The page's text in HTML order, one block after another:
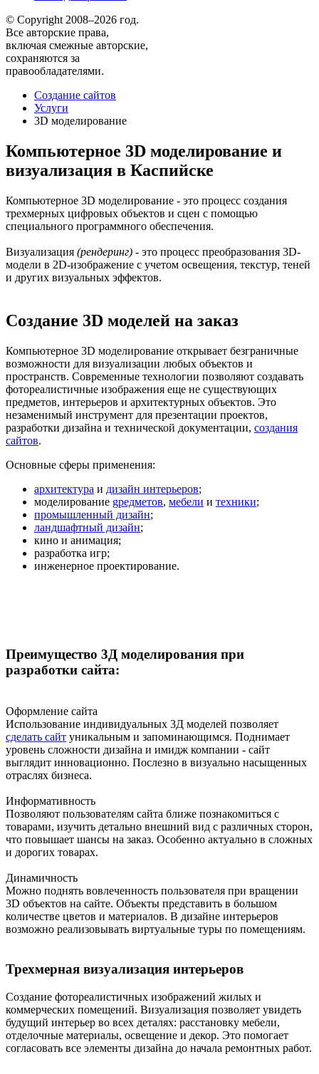
© Copyright 2008–2026 год.
Все авторские права,
включая смежные авторские,
сохраняются за
правообладателями.
Создание сайтов
Услуги
3D моделирование
Компьютерное 3D моделирование и
визуализация в Каспийске
Компьютерное 3D моделирование - это процесс создания
трехмерных цифровых объектов и сцен с помощью
специального программного обеспечения.
Визуализация (рендеринг) - это процесс преобразования 3D-
модели в 2D-изображение с учетом освещения, текстур, теней
и других визуальных эффектов.
Создание 3D моделей на заказ
Компьютерное 3D моделирование открывает безграничные
возможности для визуализации любых объектов и
пространств. Современные технологии позволяют создавать
фотореалистичные изображения еще не существующих
предметов, интерьеров и архитектурных объектов. Это
незаменимый инструмент для презентации проектов,
разработки дизайна и технической документации, создания
сайтов.
Основные сферы применения:
архитектура и дизайн интерьеров;
моделирование gредметов, мебели и техники;
промышленный дизайн;
ландшафтный дизайн;
кино и анимация;
разработка игр;
инженерное проектирование.
Преимущество 3Д моделирования при
разработки сайта:
Оформление сайта
Использование индивидуальных 3Д моделей позволяет
сделать сайт уникальным и запоминающимся. Поднимает
уровень сложности дизайна и имидж компании - сайт
выглядит инновационно. Послезно в визуально насыщенных
отраслях бизнеса.
Информативность
Позволяют пользователям сайта ближе познакомиться с
товарами, изучить детально внешний вид с различных сторон,
что повышает шансы на заказ. Особенно актуально в сложных
и дорогих товарах.
Динамичность
Можно поднять вовлеченность пользователя при вращении
3D объектов на сайте. Объекты представить в большом
количестве цветов и материалов. В дизайне интерьеров
возможно реализовывать виртуальные туры по помещениям.
Трехмерная визуализация интерьеров
Создание фотореалистичных изображений жилых и
коммерческих помещений. Визуализация позволяет увидеть
будущий интерьер во всех деталях: расстановку мебели,
отделочные материалы, освещение и декор. Это помогает
согласовать все элементы дизайна до начала ремонтных работ.